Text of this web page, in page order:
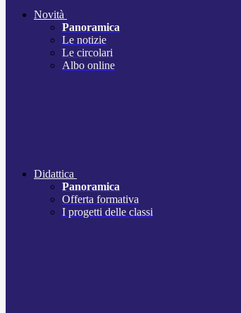
Novità
Panoramica
Le notizie
Le circolari
Albo online
Didattica
Panoramica
Offerta formativa
I progetti delle classi